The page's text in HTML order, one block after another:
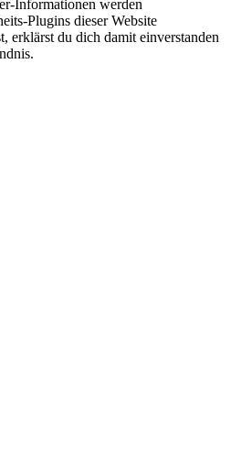
Informationen werden
Plugins dieser Website
erklärst du dich damit einverstanden